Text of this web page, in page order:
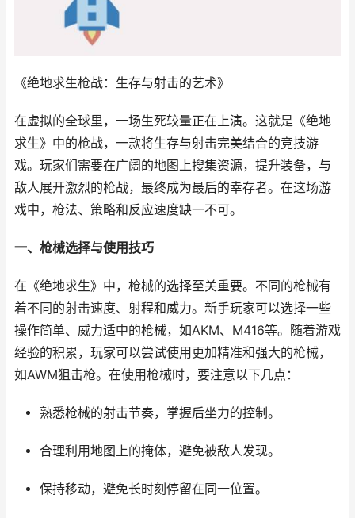
《绝地求生枪战：生存与射击的艺术》
在虚拟的全球里，一场生死较量正在上演。这就是《绝地
求生》中的枪战，一款将生存与射击完美结合的竞技游
戏。玩家们需要在广阔的地图上搜集资源，提升装备，与
敌人展开激烈的枪战，最终成为最后的幸存者。在这场游
戏中，枪法、策略和反应速度缺一不可。
一、枪械选择与使用技巧
在《绝地求生》中，枪械的选择至关重要。不同的枪械有
着不同的射击速度、射程和威力。新手玩家可以选择一些
操作简单、威力适中的枪械，如AKM、M416等。随着游戏
经验的积累，玩家可以尝试使用更加精准和强大的枪械，
如AWM狙击枪。在使用枪械时，要注意以下几点：
熟悉枪械的射击节奏，掌握后坐力的控制。
合理利用地图上的掩体，避免被敌人发现。
保持移动，避免长时刻停留在同一位置。